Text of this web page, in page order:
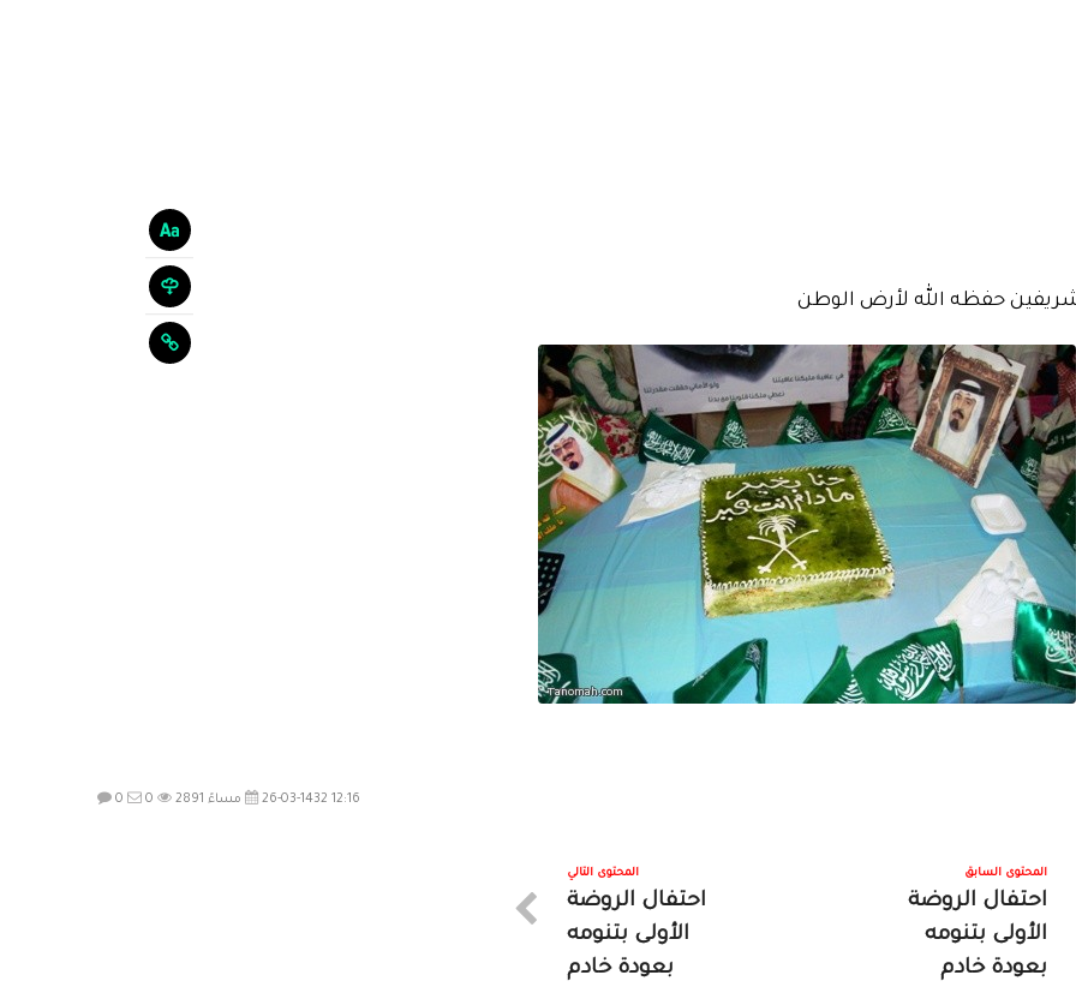
حفظه الله لأرض الوطن
26-03-1432 12:16 مساءً 0 0 2891
المحتوى السابق
احتفال الروضة
الأولى بتنومه
بعودة خادم
المحتوى التالي
احتفال الروضة
الأولى بتنومه
بعودة خادم